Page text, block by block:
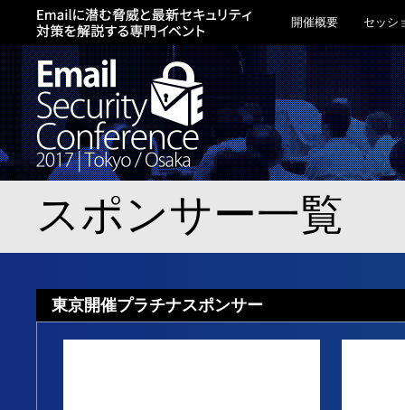
開催概要 セッシ
スポンサー一覧
東京開催プラチナスポンサー